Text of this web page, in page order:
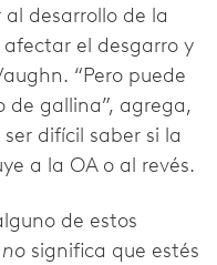
desarrollo de la
el desgarro y
“Pero puede
de gallina”, agrega,
difícil saber si la
a la OA o al revés.
de estos
no significa que estés